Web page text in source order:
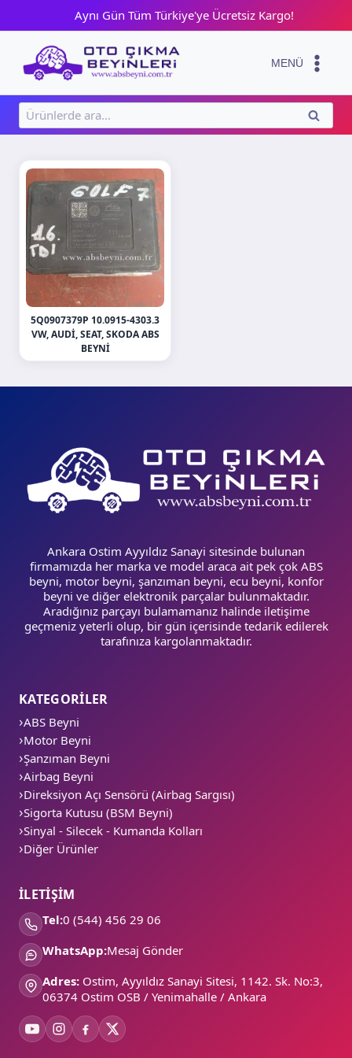
content
Aynı Gün Tüm Türkiye'ye Ücretsiz Kargo!
MENÜ
Ara:
ARA
5Q0907379P 10.0915-4303.3
VW, AUDI, SEAT, SKODA ABS
BEYNI
Ankara Ostim Ayyıldız Sanayi sitesinde bulunan
firmamızda her marka ve model araca ait pek çok ABS
beyni, motor beyni, şanzıman beyni, ecu beyni, konfor
beyni ve diğer elektronik parçalar bulunmaktadır.
Aradığınız parçayı bulamamanız halinde iletişime
geçmeniz yeterli olup, bir gün içerisinde tedarik edilerek
tarafınıza kargolanmaktadır.
KATEGORİLER
ABS Beyni
Motor Beyni
Şanzıman Beyni
Airbag Beyni
Direksiyon Açı Sensörü (Airbag Sargısı)
Sigorta Kutusu (BSM Beyni)
Sinyal - Silecek - Kumanda Kolları
Diğer Ürünler
İLETİŞİM
Tel:0 (544) 456 29 06
WhatsApp:Mesaj Gönder
Adres: Ostim, Ayyıldız Sanayi Sitesi, 1142. Sk. No:3,
06374 Ostim OSB / Yenimahalle / Ankara